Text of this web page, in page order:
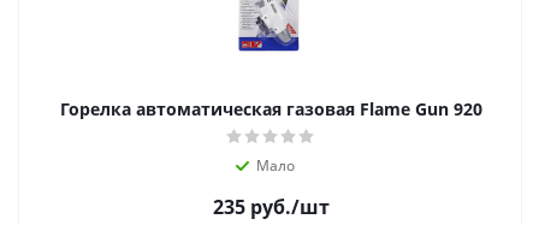
Горелка автоматическая газовая Flame Gun 920
Мало
235руб./шт